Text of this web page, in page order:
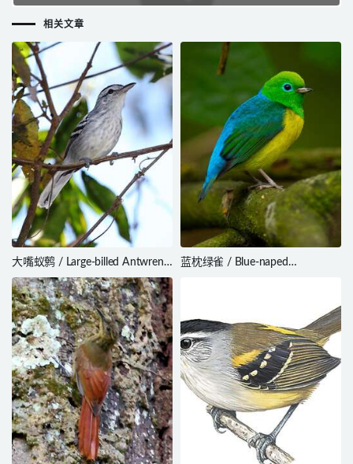
相关文章
大嘴蚁鹩 / Large-billed Antwren /
Herpsilochmus longirostris
蓝枕绿雀 / Blue-naped